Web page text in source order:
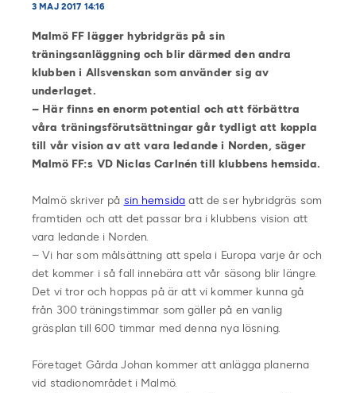
3 MAJ 2017 14:16
Malmö FF lägger hybridgräs på sin
träningsanläggning och blir därmed den andra
klubben i Allsvenskan som använder sig av
underlaget.
– Här finns en enorm potential och att förbättra
våra träningsförutsättningar går tydligt att koppla
till vår vision av att vara ledande i Norden, säger
Malmö FF:s VD Niclas Carlnén till klubbens hemsida.
Malmö skriver på sin hemsida att de ser hybridgräs som
framtiden och att det passar bra i klubbens vision att
vara ledande i Norden.
– Vi har som målsättning att spela i Europa varje år och
det kommer i så fall innebära att vår säsong blir längre.
Det vi tror och hoppas på är att vi kommer kunna gå
från 300 träningstimmar som gäller på en vanlig
gräsplan till 600 timmar med denna nya lösning.
Företaget Gårda Johan kommer att anlägga planerna
vid stadionområdet i Malmö.